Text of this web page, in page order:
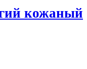
кожаный